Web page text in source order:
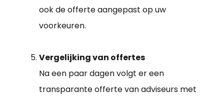
ook de offerte aangepast op uw
voorkeuren.
Vergelijking van offertes
Na een paar dagen volgt er een
transparante offerte van adviseurs met